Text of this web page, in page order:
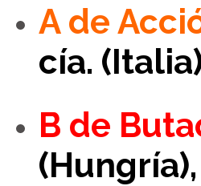
A de
cía.
B de
(Hungría),